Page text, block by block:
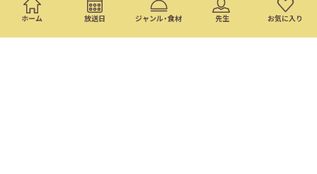
ホーム 放送日 ジャンル・食材 先生 お気に入り
バラエティ・音楽 映画
スポーツ アニメ